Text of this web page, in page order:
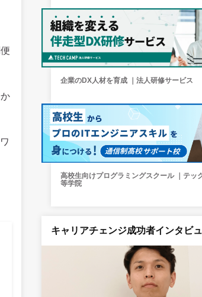
企業のDX人材を育成 ｜法人研修サービス
高校生向けプログラミングスクール ｜テッ
等学院
キャリアチェンジ成功者インタビ